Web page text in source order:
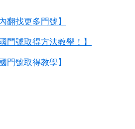
翻找更多門號】
門號取得方法教學！】
門號取得教學】